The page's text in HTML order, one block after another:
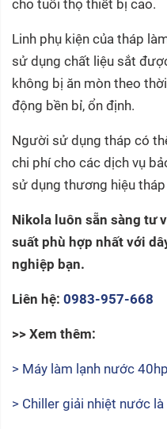
cho tuổi thọ thiết bị cao.
Linh phụ kiện của tháp
sử dụng chất liệu sắt
không bị ăn mòn theo
động bền bỉ, ổn định.
Người sử dụng tháp có
chi phí cho các dịch vụ
sử dụng thương hiệu
Nikola luôn sẵn sàng tư
suất phù hợp nhất với
nghiệp bạn.
Liên hệ: 0983-957-668
>> Xem thêm:
> Máy làm lạnh nước
> Chiller giải nhiệt nước là